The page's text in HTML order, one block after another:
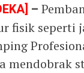
–
fisik seperti
mendobrak